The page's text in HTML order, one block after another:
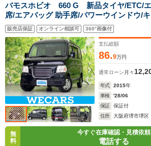
バモスホビオ 660 G 新品タイヤ/ETC/
席/エアバッグ 助手席/パワーウインドウ/
リー/パワーステアリング/マニュアルエア
取車/デュアルエアバッグ/アクセサリーソ
販売店保証 オンライン相談可 360°画像付
支払総額
86.9万円
通常ローン 月々
年式 2015年
車検
'28/06
保証
保証付
住所
大阪府堺市堺区
無
料
今すぐ在庫確認・見積依頼
電話する